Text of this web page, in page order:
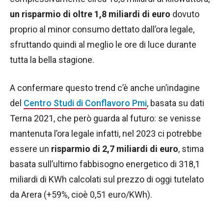
un risparmio di oltre 1,8 miliardi di euro dovuto
proprio al minor consumo dettato dall’ora legale,
sfruttando quindi al meglio le ore di luce durante
tutta la bella stagione.
A confermare questo trend c’è anche un’indagine
del Centro Studi di Conflavoro Pmi, basata su dati
Terna 2021, che però guarda al futuro: se venisse
mantenuta l’ora legale infatti, nel 2023 ci potrebbe
essere un risparmio di 2,7 miliardi di euro, stima
basata sull’ultimo fabbisogno energetico di 318,1
miliardi di KWh calcolati sul prezzo di oggi tutelato
da Arera (+59%, cioè 0,51 euro/KWh).